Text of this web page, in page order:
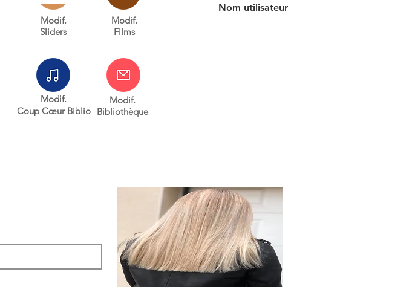
Modif.
Sliders
Modif.
Films
Modif.
Bibliothèque
Modif.
Coup CœurBiblio
Nom utilisateur